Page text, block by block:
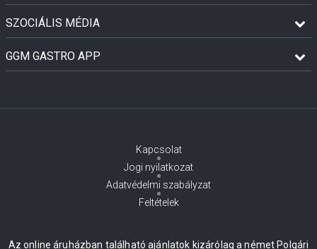
SZOCIÁLIS MÉDIA
GGM GASTRO APP
Kapcsolat
Jogi nyilatkozat
Adatvédelmi szabályzat
Feltételek
Az online áruházban található ajánlatok kizárólag a német Polgári